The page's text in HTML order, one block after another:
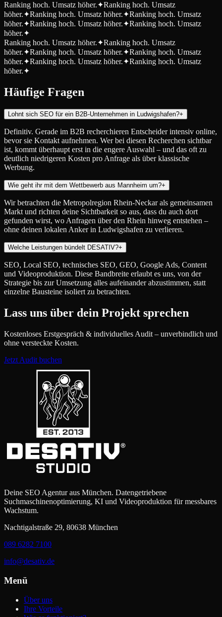
Ranking hoch. Umsatz höher.✦Ranking hoch. Umsatz
höher.✦Ranking hoch. Umsatz höher.✦Ranking hoch. Umsatz
höher.✦Ranking hoch. Umsatz höher.✦Ranking hoch. Umsatz
höher.✦
Ranking hoch. Umsatz höher.✦Ranking hoch. Umsatz
höher.✦Ranking hoch. Umsatz höher.✦Ranking hoch. Umsatz
höher.✦Ranking hoch. Umsatz höher.✦Ranking hoch. Umsatz
höher.✦
Häufige Fragen
Lohnt sich SEO für ein B2B-Unternehmen in Ludwigshafen?+
Definitiv. Gerade im B2B recherchieren Entscheider intensiv online,
bevor sie Kontakt aufnehmen. Wer bei diesen Recherchen sichtbar
ist, kommt überhaupt erst in die engere Auswahl – und das oft zu
deutlich niedrigeren Kosten pro Anfrage als über klassische
Werbung.
Wie geht ihr mit dem Wettbewerb aus Mannheim um?+
Wir betrachten die Metropolregion Rhein-Neckar als gemeinsamen
Markt und richten deine Sichtbarkeit so aus, dass du auch dort
gefunden wirst, wo Anfragen über den Rhein hinweg entstehen –
ohne deinen lokalen Anker in Ludwigshafen zu verlieren.
Welche Leistungen bündelt DESATIV?+
SEO, Local SEO, technisches SEO, GEO, Google Ads, Content
und Videoproduktion. Diese Bandbreite erlaubt es uns, von der
Strategie bis zur Umsetzung alles aufeinander abzustimmen, statt
einzelne Bausteine isoliert zu betrachten.
Lass uns über dein Projekt sprechen
Kostenloses Erstgespräch & individuelles Audit – unverbindlich und
ohne versteckte Kosten.
Jetzt Audit buchen
Deine SEO Agentur aus München. Datengetriebene
Suchmaschinenoptimierung, KI und Videoproduktion für messbares
Wachstum.
Nachtigalstraße 29, 80638 München
089 6282 7100
info@desativ.de
Menü
Über uns
Ihre Vorteile